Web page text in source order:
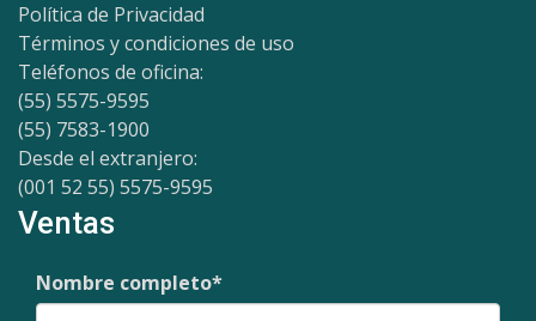
Política de Privacidad
Términos y condiciones de uso
Teléfonos de oficina:
(55) 5575-9595
(55) 7583-1900
Desde el extranjero:
(001 52 55) 5575-9595
Ventas
Nombre completo*